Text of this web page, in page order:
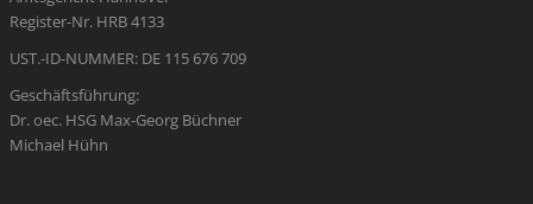
Register-Nr. HRB 4133
UST.-ID-NUMMER: DE 115 676 709
Geschäftsführung:
Dr. oec. HSG Max-Georg Büchner
Michael Hühn